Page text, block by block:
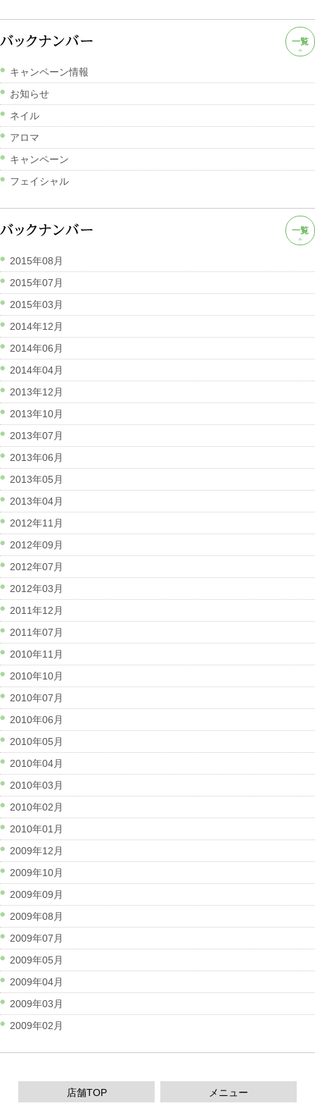
一覧
キャンペーン情報
お知らせ
ネイル
アロマ
キャンペーン
フェイシャル
一覧
2015年08月
2015年07月
2015年03月
2014年12月
2014年06月
2014年04月
2013年12月
2013年10月
2013年07月
2013年06月
2013年05月
2013年04月
2012年11月
2012年09月
2012年07月
2012年03月
2011年12月
2011年07月
2010年11月
2010年10月
2010年07月
2010年06月
2010年05月
2010年04月
2010年03月
2010年02月
2010年01月
2009年12月
2009年10月
2009年09月
2009年08月
2009年07月
2009年05月
2009年04月
2009年03月
2009年02月
店舗TOP メニュー